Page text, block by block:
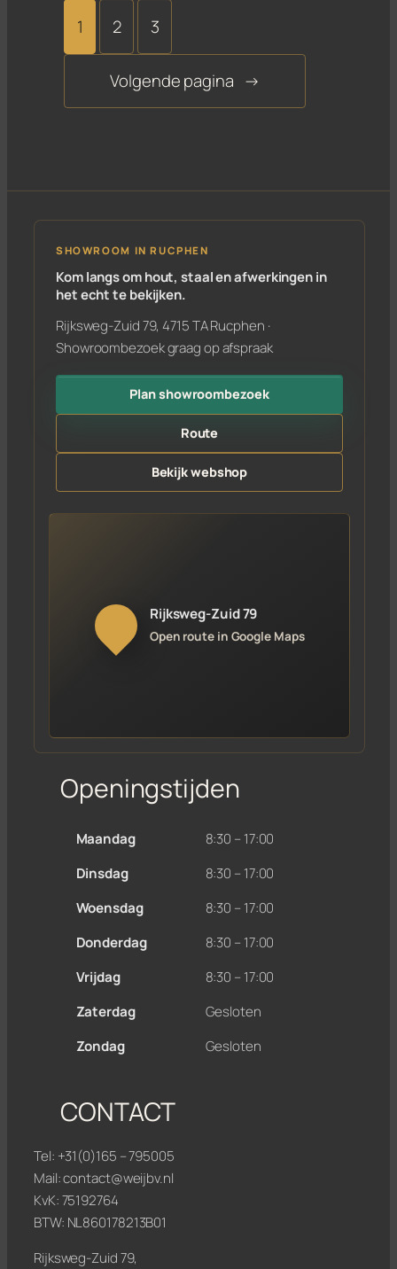
1 2 3
Volgende pagina →
SHOWROOM IN RUCPHEN
Kom langs om hout, staal en afwerkingen in
het echt te bekijken.
Rijksweg-Zuid 79, 4715 TA Rucphen ·
Showroombezoek graag op afspraak
Plan showroombezoek
Route
Bekijk webshop
Rijksweg-Zuid 79
Open route in Google Maps
Openingstijden
Maandag
8:30 – 17:00
Dinsdag
8:30 – 17:00
Woensdag
8:30 – 17:00
Donderdag
8:30 – 17:00
Vrijdag
8:30 – 17:00
Zaterdag
Gesloten
Zondag
Gesloten
CONTACT
Tel: +31(0)165 – 795005
Mail:contact@weijbv.nl
KvK: 75192764
BTW: NL860178213B01
Rijksweg-Zuid 79,